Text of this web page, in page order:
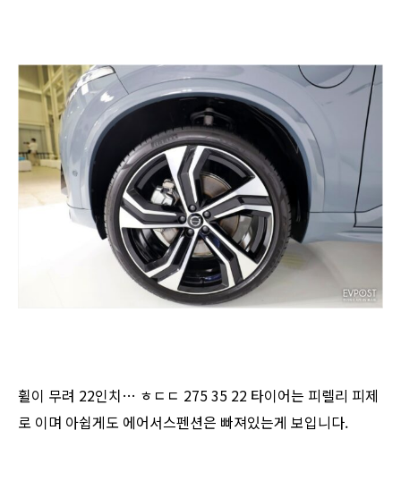
휠이 무려 22인치… ㅎㄷㄷ 275 35 22 타이어는 피렐리 피제
로 이며 아쉽게도 에어서스펜션은 빠져있는게 보입니다.